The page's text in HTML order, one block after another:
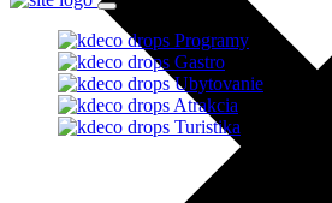
Programy
Gastro
Ubytovanie
Atrakcia
Turistika